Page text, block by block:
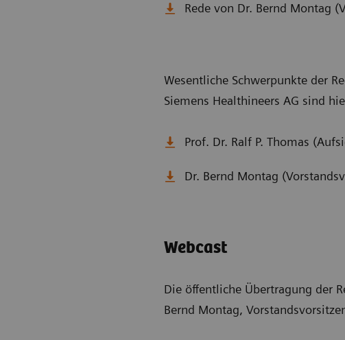
Rede von Dr. Bernd Montag
Wesentliche Schwerpunkte der
Siemens Healthineers AG sind
Prof. Dr. Ralf P. Thomas
Dr. Bernd Montag
Webcast
Die öffentliche Übertragung der
Bernd Montag,